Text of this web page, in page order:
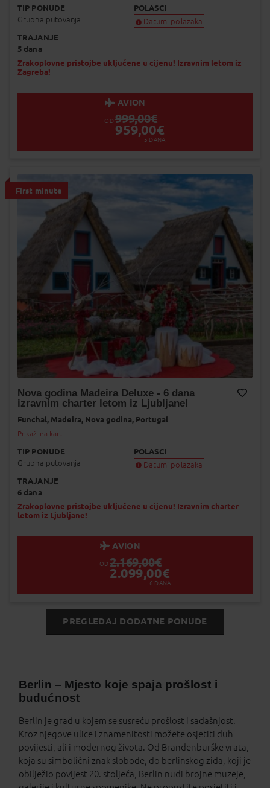
TIP PONUDE
Grupna putovanja
POLASCI
Datumi polazaka
Popunjeno
TRAJANJE
5 dana
Zrakoplovne pristojbe uključene u cijenu! Izravnim letom iz
Zagreba!
AVION
OD 999,00€
959,00€
5 DANA
First minute
Nova godina Madeira Deluxe - 6 dana
izravnim charter letom iz Ljubljane!
Funchal, Madeira, Nova godina, Portugal
Prikaži na karti
TIP PONUDE
Grupna putovanja
POLASCI
Datumi polazaka
Popunjeno
TRAJANJE
6 dana
Zrakoplovne pristojbe uključene u cijenu! Izravnim charter
letom iz Ljubljane!
AVION
OD 2.169,00€
2.099,00€
6 DANA
PREGLEDAJ DODATNE PONUDE
Berlin – Mjesto koje spaja prošlost i
budućnost
Berlin je grad u kojem se susreću prošlost i sadašnjost.
Kroz njegove ulice i znamenitosti možete osjetiti duh
povijesti, ali i modernog života. Od Brandenburške vrata,
koja su simbolični znak slobode, do berlinskog zida, koji je
obilježio povijest 20. stoljeća, Berlin nudi brojne muzeje,